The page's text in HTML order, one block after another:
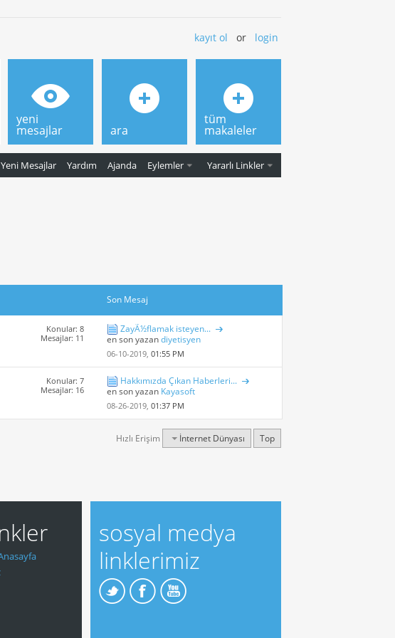
kayıt ol or login
Yeni Mesajlar Yardım Ajanda Eylemler Yararlı Linkler
yeni
mesajlar ara
tüm
makaleler
Son Mesaj
Konular: 8
Mesajlar: 11
ZayÃ½flamak isteyen...
en son yazandiyetisyen
06-10-2019,01:55 PM
Konular: 7
Mesajlar: 16
Hakkımızda Çıkan Haberleri...
en son yazan Kayasoft
08-26-2019,01:37 PM
Hızlı Erişim İnternet Dünyası Top
sosyal medya
linklerimiz